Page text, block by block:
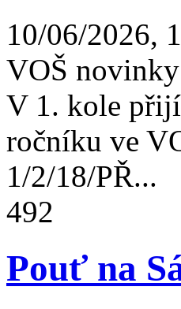
10/06/2026,
VOŠ novinky
V 1. kole
ročníku ve
1/2/18/PŘ...
492
Pouť na